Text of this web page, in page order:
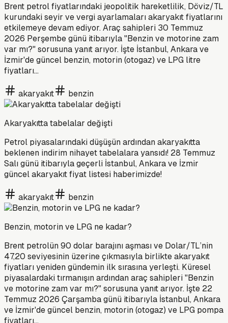
Brent petrol fiyatlarındaki jeopolitik hareketlilik, Döviz/TL
kurundaki seyir ve vergi ayarlamaları akaryakıt fiyatlarını
etkilemeye devam ediyor. Araç sahipleri 30 Temmuz
2026 Perşembe günü itibarıyla "Benzin ve motorine zam
var mı?" sorusuna yanıt arıyor. İşte İstanbul, Ankara ve
İzmir'de güncel benzin, motorin (otogaz) ve LPG litre
fiyatları...
akaryakıt benzin
Akaryakıtta tabelalar değişti
Petrol piyasalarındaki düşüşün ardından akaryakıtta
beklenen indirim nihayet tabelalara yansıdı! 28 Temmuz
Salı günü itibarıyla geçerli İstanbul, Ankara ve İzmir
güncel akaryakıt fiyat listesi haberimizde!
akaryakıt benzin
Benzin, motorin ve LPG ne kadar?
Brent petrolün 90 dolar barajını aşması ve Dolar/TL’nin
47,20 seviyesinin üzerine çıkmasıyla birlikte akaryakıt
fiyatları yeniden gündemin ilk sırasına yerleşti. Küresel
piyasalardaki tırmanışın ardından araç sahipleri "Benzin
ve motorine zam var mı?" sorusuna yanıt arıyor. İşte 22
Temmuz 2026 Çarşamba günü itibarıyla İstanbul, Ankara
ve İzmir'de güncel benzin, motorin (otogaz) ve LPG pompa
fiyatları...